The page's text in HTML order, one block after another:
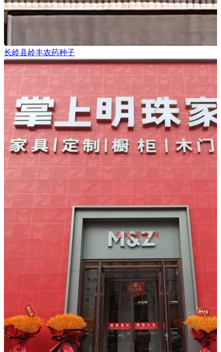
长岭县岭丰农药种子